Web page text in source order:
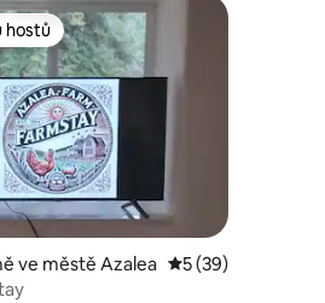
138 hodnocení
Oblíbené u hostů
hostů
ve městě Azalea Průměrné
5 (39)